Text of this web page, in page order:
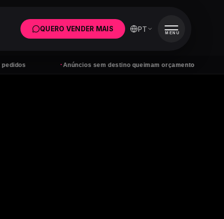
Anúncios sem destino queimam orçamento
QUERO VENDER MAIS PT MENU